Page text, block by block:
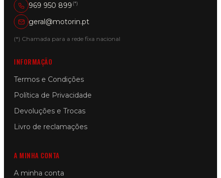
969 950 899 (*)
geral@motorin.pt
(*) Chamada para a rede fixa nacional
INFORMAÇÃO
Termos e Condições
Política de Privacidade
Devoluções e Trocas
Livro de reclamações
A MINHA CONTA
A minha conta